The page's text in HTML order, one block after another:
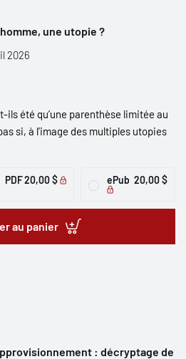
une utopie ?
2026
ils été qu’une parenthèse limitée au
si, à l’image des multiples utopies
PDF20,00 $ ePub 20,00 $
au panier
: décryptage de